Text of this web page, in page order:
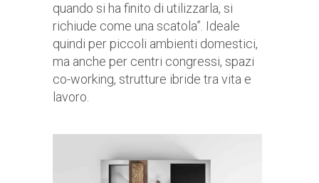
quando si ha finito di utilizzarla, si
richiude come una scatola”. Ideale
quindi per piccoli ambienti domestici,
ma anche per centri congressi, spazi
co-working, strutture ibride tra vita e
lavoro.